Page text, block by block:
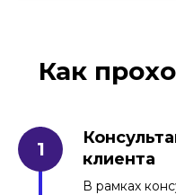
Как
клиента
В рамках